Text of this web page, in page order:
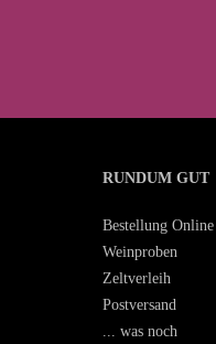
RUNDUM GUT
Bestellung Online
Weinproben
Zeltverleih
Postversand
... was noch